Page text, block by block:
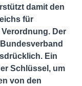
damit den
für
Der
Ein
Schlüssel, um
von den